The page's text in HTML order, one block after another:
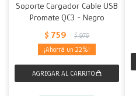
Soporte Cargador Cable USB
Promate QC3 - Negro
$ 759 $ 979
22